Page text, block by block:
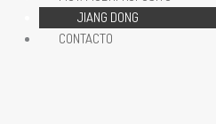
JIANG DONG
CONTACTO